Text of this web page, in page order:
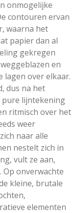
onmogelijke
contouren ervan
waarna het
papier dan al
gekregen
en
lagen over elkaar.
dus na het
pure lijntekening
ritmisch over het
weer
naar alle
nestelt zich in
vult ze aan,
onverwachte
kleine, brutale
elementen